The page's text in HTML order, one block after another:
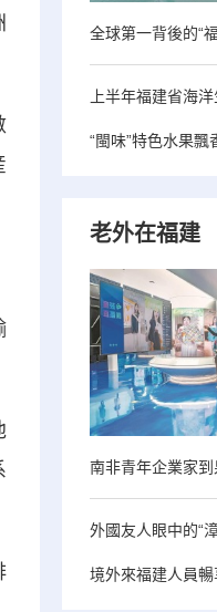
全球第一背後的“
上半年福建省海
“閩味”特色水果飄
老外在福建
南非青年企業家
外國友人眼中的“
境外來福建人員暢